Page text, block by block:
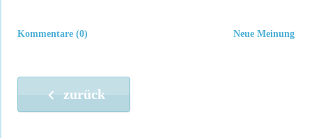
Neue Meinung
Kommentare (0)
zurück